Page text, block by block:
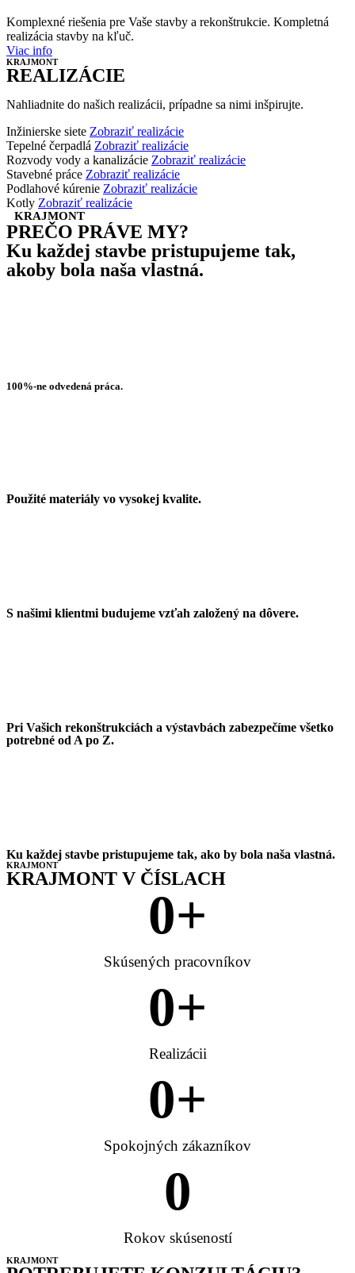
Komplexné riešenia pre Vaše stavby a rekonštrukcie. Kompletná
realizácia stavby na kľuč.
Viac info
KRAJMONT
REALIZÁCIE
Nahliadnite do našich realizácii, prípadne sa nimi inšpirujte.
Inžinierske siete Zobraziť realizácie
Tepelné čerpadlá Zobraziť realizácie
Rozvody vody a kanalizácie Zobraziť realizácie
Stavebné práce Zobraziť realizácie
Podlahové kúrenie Zobraziť realizácie
Kotly Zobraziť realizácie
KRAJMONT
PREČO PRÁVE MY?
Ku každej stavbe pristupujeme tak,
akoby bola naša vlastná.
100%-ne odvedená práca.
Použité materiály vo vysokej kvalite.
S našimi klientmi budujeme vzťah založený na dôvere.
Pri Vašich rekonštrukciách a výstavbách zabezpečíme všetko
potrebné od A po Z.
Ku každej stavbe pristupujeme tak, ako by bola naša vlastná.
KRAJMONT
KRAJMONT V ČÍSLACH
0+
Skúsených pracovníkov
0+
Realizácii
0+
Spokojných zákazníkov
0
Rokov skúseností
KRAJMONT